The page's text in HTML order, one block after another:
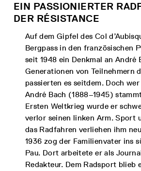
EIN PASSIONIERTER
DER RÉSISTANCE
Auf dem Gipfel des Col
Bergpass in den französischen
seit 1948 ein Denkmal an André
Generationen von Teilnehmern
passierten es seitdem. Doch
André Bach (1888–1945)
Ersten Weltkrieg wurde er
verlor seinen linken Arm. Sport
das Radfahren verliehen ihm
1936 zog der Familienvater ins
Pau. Dort arbeitete er als
Redakteur. Dem Radsport blieb